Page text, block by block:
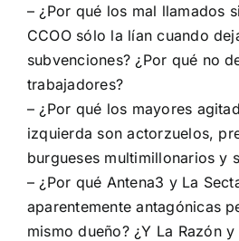
– ¿Por qué los mal llamados
CCOO sólo la lían cuando
subvenciones? ¿Por qué no
trabajadores?
– ¿Por qué los mayores
izquierda son actorzuelos,
burgueses multimillonarios y
– ¿Por qué Antena3 y La
aparentemente antagónicas
mismo dueño? ¿Y La Razón y